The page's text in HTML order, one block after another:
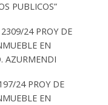
PUBLICOS”
24 PROY DE
EN
AZURMENDI
24 PROY DE
EN